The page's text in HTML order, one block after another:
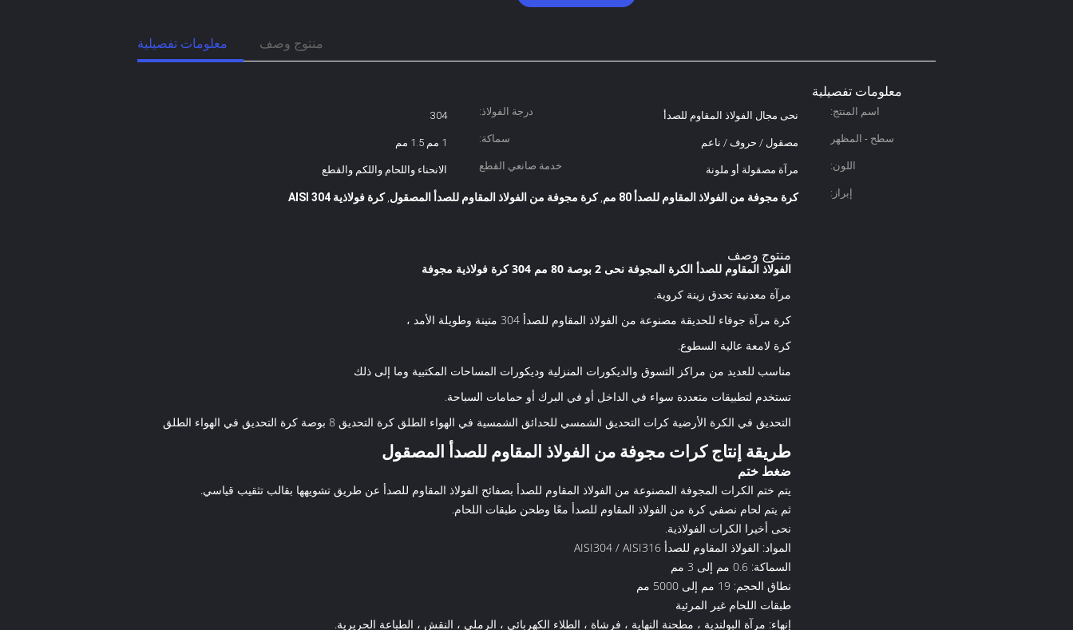
معلومات تفصيلية منتوج وصف
معلومات تفصيلية
اسم المنتج: نحى مجال الفولاذ المقاوم للصدأ درجة الفولاذ:
304
سطح - المظهر
مصقول / حروف / ناعم سماكة:
1 مم 1.5 مم
اللون:
مرآة مصقولة أو ملونة
خدمة صانعي القطع
الانحناء واللحام واللكم والقطع
إبراز:
كرة مجوفة من الفولاذ المقاوم للصدأ 80 مم ,كرة مجوفة من الفولاذ المقاوم للصدأ المصقول,كرة فولاذية AISI 304
منتوج وصف
الفولاذ المقاوم للصدأ الكرة المجوفة نحى 2 بوصة 80 مم 304 كرة فولاذية مجوفة
مرآة معدنية تحدق زينة كروية.
كرة مرآة جوفاء للحديقة مصنوعة من الفولاذ المقاوم للصدأ 304 متينة وطويلة الأمد ،
كرة لامعة عالية السطوع.
مناسب للعديد من مراكز التسوق والديكورات المنزلية وديكورات المساحات المكتبية وما إلى ذلك
تستخدم لتطبيقات متعددة سواء في الداخل أو في البرك أو حمامات السباحة.
التحديق في الكرة الأرضية كرات التحديق الشمسي للحدائق الشمسية في الهواء الطلق كرة التحديق 8 بوصة كرة التحديق في الهواء الطلق
طريقة إنتاج كرات مجوفة من الفولاذ المقاوم للصدأ المصقول
ضغط ختم
يتم ختم الكرات المجوفة المصنوعة من الفولاذ المقاوم للصدأ بصفائح الفولاذ المقاوم للصدأ عن طريق تشويهها بقالب تثقيب قياسي.
ثم يتم لحام نصفي كرة من الفولاذ المقاوم للصدأ معًا وطحن طبقات اللحام.
نحى أخيرا الكرات الفولاذية.
المواد: الفولاذ المقاوم للصدأ AISI304 / AISI316
السماكة: 0.6 مم إلى 3 مم
نطاق الحجم: 19 مم إلى 5000 مم
طبقات اللحام غير المرئية
إنهاء: مرآة البولندية ، مطحنة النهاية ، فرشاة ، الطلاء الكهربائي ، الرملي ، النقش ، الطباعة الحريرية.